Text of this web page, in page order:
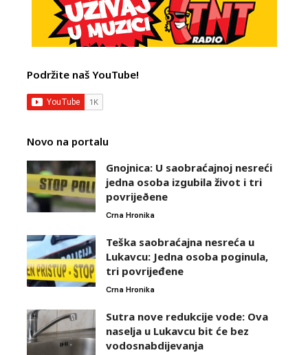
Podržite naš YouTube!
Novo na portalu
Gnojnica: U saobraćajnoj nesreći
jedna osoba izgubila život i tri
povrijeðene
Crna Hronika
Teška saobraćajna nesreća u
Lukavcu: Jedna osoba poginula,
tri povrijeđene
Crna Hronika
Sutra nove redukcije vode: Ova
naselja u Lukavcu bit će bez
vodosnabdijevanja